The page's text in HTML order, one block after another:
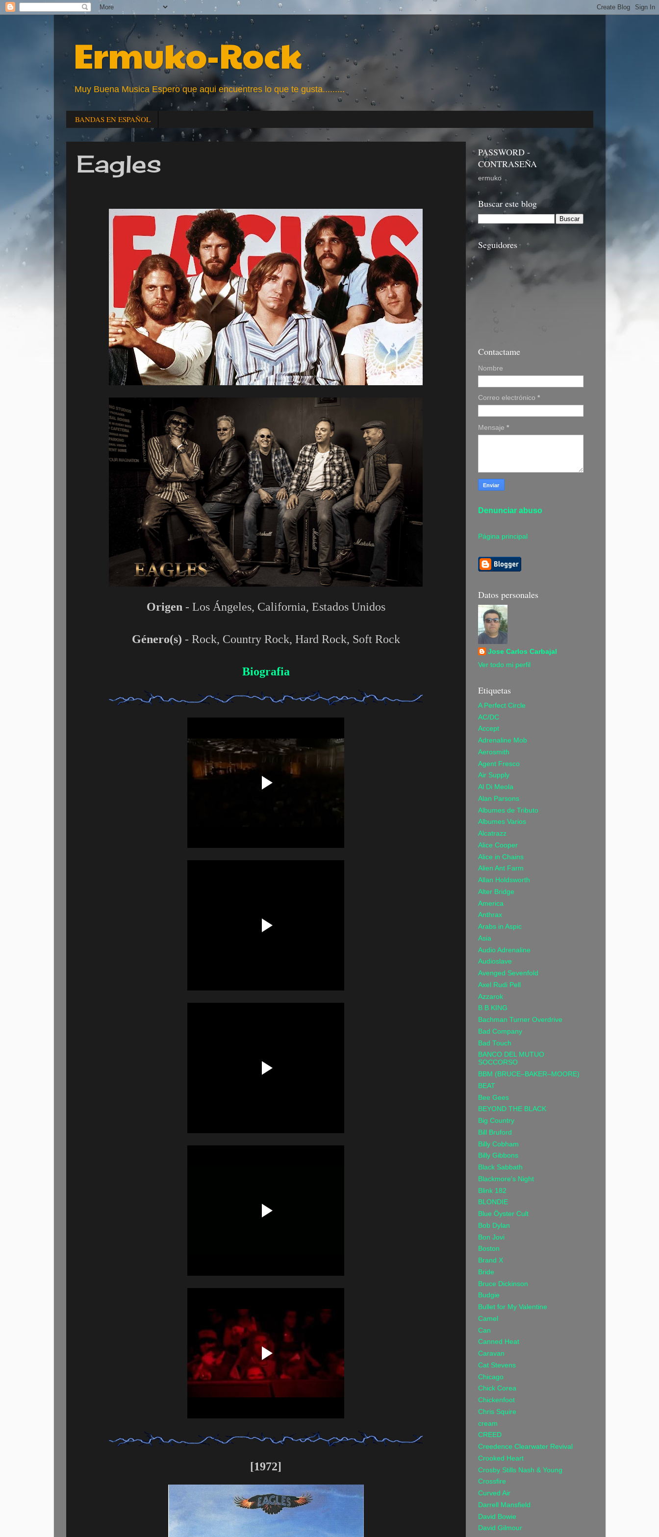
Ermuko-Rock
Muy Buena Musica Espero que aqui encuentres lo que te gusta.........
BANDAS EN ESPAÑOL
Eagles
Origen - Los Ángeles, California, Estados Unidos
Género(s) - Rock, Country Rock, Hard Rock, Soft Rock
Biografia
[1972]
PASSWORD -
CONTRASEÑA
ermuko
Buscar este blog
Seguidores
Contactame
Nombre
Correo electrónico *
Mensaje *
Denunciar abuso
Página principal
Datos personales
Jose Carlos Carbajal
Ver todo mi perfil
Etiquetas
A Perfect Circle
AC/DC
Accept
Adrenaline Mob
Aerosmith
Agent Fresco
Air Supply
Al Di Meola
Alan Parsons
Albumes de Tributo
Albumes Varios
Alcatrazz
Alice Cooper
Alice in Chains
Alien Ant Farm
Allan Holdsworth
Alter Bridge
America
Anthrax
Arabs in Aspic
Asia
Audio Adrenaline
Audioslave
Avenged Sevenfold
Axel Rudi Pell
Azzarok
B B KING
Bachman Turner Overdrive
Bad Company
Bad Touch
BANCO DEL MUTUO
SOCCORSO
BBM (BRUCE–BAKER–MOORE)
BEAT
Bee Gees
BEYOND THE BLACK
Big Country
Bill Bruford
Billy Cobham
Billy Gibbons
Black Sabbath
Blackmore's Night
Blink 182
BLONDIE
Blue Öyster Cult
Bob Dylan
Bon Jovi
Boston
Brand X
Bride
Bruce Dickinson
Budgie
Bullet for My Valentine
Camel
Can
Canned Heat
Caravan
Cat Stevens
Chicago
Chick Corea
Chickenfoot
Chris Squire
cream
CREED
Creedence Clearwater Revival
Crooked Heart
Crosby Stills Nash & Young
Crossfire
Curved Air
Darrell Mansfield
David Bowie
David Gilmour